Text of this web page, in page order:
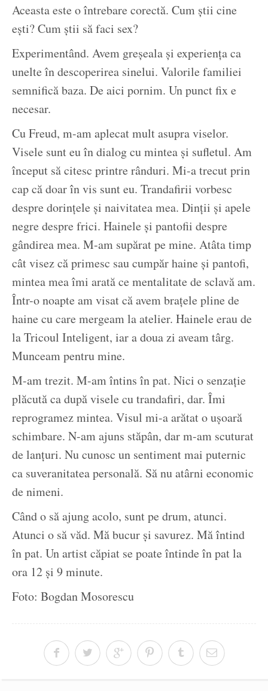
Aceasta este o întrebare corectă. Cum știi cine
ești? Cum știi să faci sex?
Experimentând. Avem greșeala și experiența ca
unelte în descoperirea sinelui. Valorile familiei
semnifică baza. De aici pornim. Un punct fix e
necesar.
Cu Freud, m-am aplecat mult asupra viselor.
Visele sunt eu în dialog cu mintea și sufletul. Am
început să citesc printre rânduri. Mi-a trecut prin
cap că doar în vis sunt eu. Trandafirii vorbesc
despre dorințele și naivitatea mea. Dinții și apele
negre despre frici. Hainele și pantofii despre
gândirea mea. M-am supărat pe mine. Atâta timp
cât visez că primesc sau cumpăr haine și pantofi,
mintea mea îmi arată ce mentalitate de sclavă am.
Într-o noapte am visat că avem brațele pline de
haine cu care mergeam la atelier. Hainele erau de
la Tricoul Inteligent, iar a doua zi aveam târg.
Munceam pentru mine.
M-am trezit. M-am întins în pat. Nici o senzație
plăcută ca după visele cu trandafiri, dar. Îmi
reprogramez mintea. Visul mi-a arătat o ușoară
schimbare. N-am ajuns stăpân, dar m-am scuturat
de lanțuri. Nu cunosc un sentiment mai puternic
ca suveranitatea personală. Să nu atârni economic
de nimeni.
Când o să ajung acolo, sunt pe drum, atunci.
Atunci o să văd. Mă bucur și savurez. Mă întind
în pat. Un artist căpiat se poate întinde în pat la
ora 12 și 9 minute.
Foto: Bogdan Mosorescu